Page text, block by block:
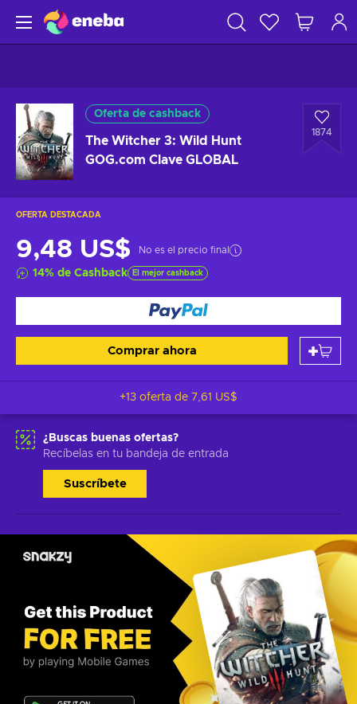
Oferta de cashback
The Witcher 3: Wild Hunt
GOG.com Clave GLOBAL
1874
OFERTA DESTACADA
9,48 US$ No es el precio final
14% de Cashback El mejor cashback
Comprar ahora
+13 oferta de 7,61 US$
¿Buscas buenas ofertas?
Recíbelas en tu bandeja de entrada
Suscríbete